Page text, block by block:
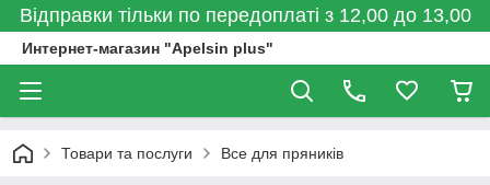
Відправки тільки по передоплаті з 12,00 до 13,00
Интернет-магазин "Apelsin plus"
Товари та послуги Все для пряників